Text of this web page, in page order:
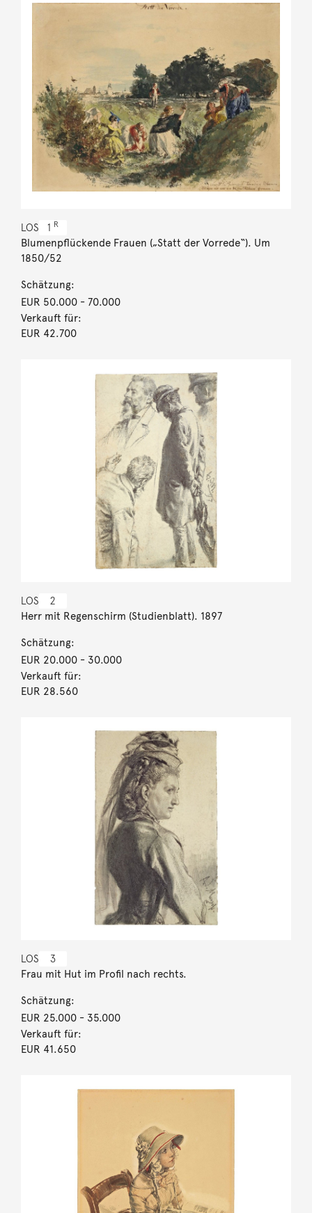
LOS 1 R
Blumenpflückende Frauen („Statt der Vorrede“). Um
1850/52
Schätzung:
EUR 50.000- 70.000
Verkauft für:
EUR 42.700
LOS 2
Herr mit Regenschirm (Studienblatt). 1897
Schätzung:
EUR 20.000- 30.000
Verkauft für:
EUR 28.560
LOS 3
Frau mit Hut im Profil nach rechts.
Schätzung:
EUR 25.000- 35.000
Verkauft für:
EUR 41.650